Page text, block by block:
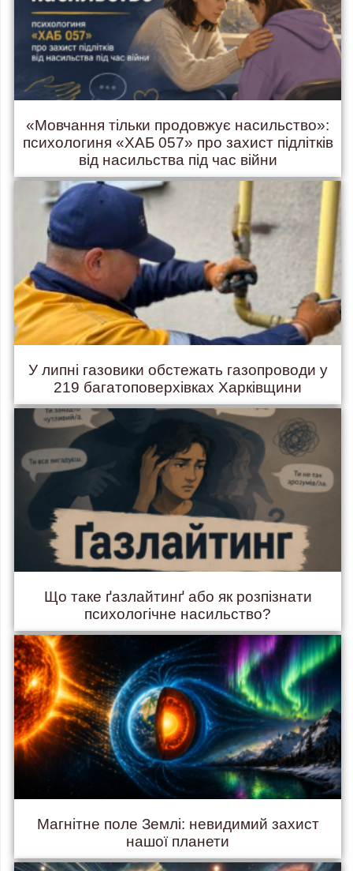
«Мовчання тільки продовжує насильство»:
психологиня «ХАБ 057» про захист підлітків
від насильства під час війни
У липні газовики обстежать газопроводи у
219 багатоповерхівках Харківщини
Що таке ґазлайтинґ або як розпізнати
психологічне насильство?
Магнітне поле Землі: невидимий захист
нашої планети